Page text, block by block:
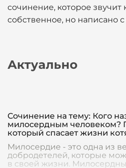
сочинение, которое звучит
собственное, но написано
Актуально
Сочинение на тему: Кого
милосердным человеком?
который спасает жизни
Милосердие - это одна из
добродетелей, которые
в своей жизни.